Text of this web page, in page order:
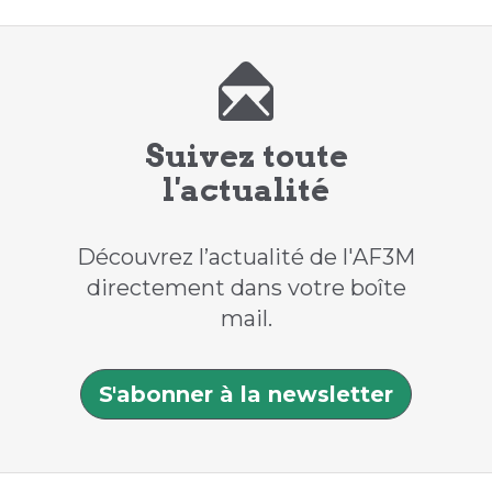
Suivez toute
l'actualité
Découvrez l’actualité de l'AF3M
directement dans votre boîte
mail.
S'abonner à la newsletter